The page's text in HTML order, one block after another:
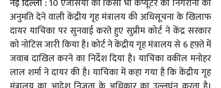
नई दिल्ली :10 एजेंसियों को किसी भी कंप्यूटर की निगरानी की
अनुमति देने वाली केंद्रीय गृह मंत्रालय की अधिसूचना के खिलाफ
दायर याचिका पर सुनवाई करते हुए सुप्रीम कोर्ट ने केंद्र सरकार
को नोटिस जारी किया है। कोर्ट ने केंद्रीय गृह मंत्रालय से 6 हफ़्ते में
जवाब दाखिल करने का निर्देश दिया है। याचिका वकील मनोहर
लाल शर्मा ने दायर की है। याचिका में कहा गया है कि केंद्रीय गृह